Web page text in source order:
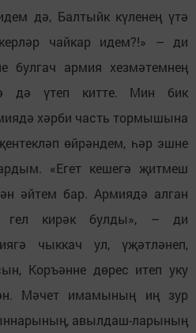
дә, Балтыйк күленең үтә
чайкар идем?!» – ди
булгач армия хезмәтемнең
дә үтеп китте. Мин бик
хәрби часть тормышына
өйрәндем, һәр эшне
«Егет кешегә җитмеш
әйтем бар. Армиядә алган
гел кирәк булды», – ди
чыккач ул, үҗәтләнеп,
Коръәнне дөрес итеп уку
Мәчет имамының иң зур
авылдаш-ларының